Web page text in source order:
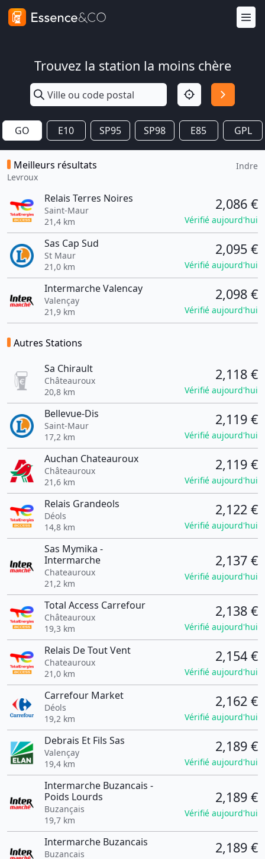
Trouvez la station la moins chère
GO E10 SP95 SP98 E85 GPL
Meilleurs résultats
Levroux
Indre
Relais Terres Noires
Saint-Maur
21,4 km
2,086 €
Vérifié aujourd'hui
Sas Cap Sud
St Maur
21,0 km
2,095 €
Vérifié aujourd'hui
Intermarche Valencay
Valençay
21,9 km
2,098 €
Vérifié aujourd'hui
Autres Stations
Sa Chirault
Châteauroux
20,8 km
2,118 €
Vérifié aujourd'hui
Bellevue-Dis
Saint-Maur
17,2 km
2,119 €
Vérifié aujourd'hui
Auchan Chateauroux
Châteauroux
21,6 km
2,119 €
Vérifié aujourd'hui
Relais Grandeols
Déols
14,8 km
2,122 €
Vérifié aujourd'hui
Sas Mymika -
Intermarche
Chateauroux
21,2 km
2,137 €
Vérifié aujourd'hui
Total Access Carrefour
Châteauroux
19,3 km
2,138 €
Vérifié aujourd'hui
Relais De Tout Vent
Chateauroux
21,0 km
2,154 €
Vérifié aujourd'hui
Carrefour Market
Déols
19,2 km
2,162 €
Vérifié aujourd'hui
Debrais Et Fils Sas
Valençay
19,4 km
2,189 €
Vérifié aujourd'hui
Intermarche Buzancais -
Poids Lourds
Buzançais
19,7 km
2,189 €
Vérifié aujourd'hui
Intermarche Buzancais
Buzancais
2,189 €